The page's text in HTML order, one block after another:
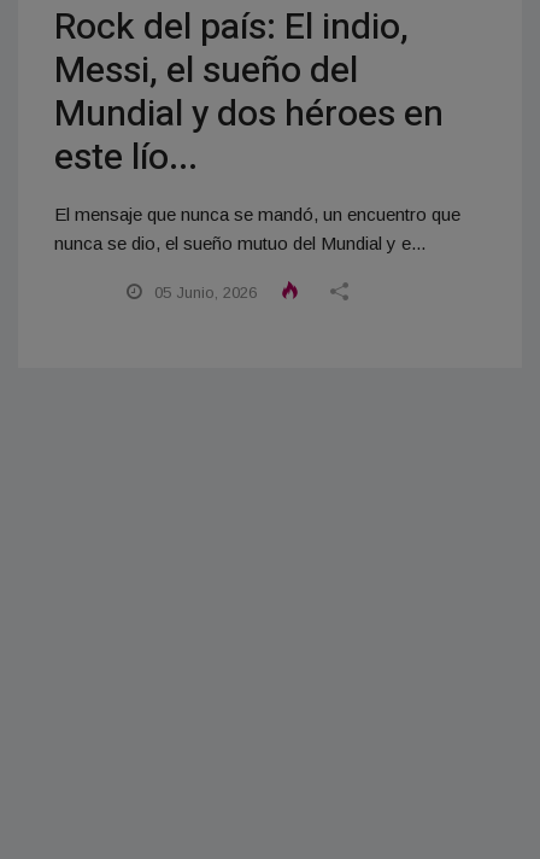
Rock del país: El indio,
Messi, el sueño del
Mundial y dos héroes en
este lío...
El mensaje que nunca se mandó, un encuentro que
nunca se dio, el sueño mutuo del Mundial y e...
05 Junio, 2026